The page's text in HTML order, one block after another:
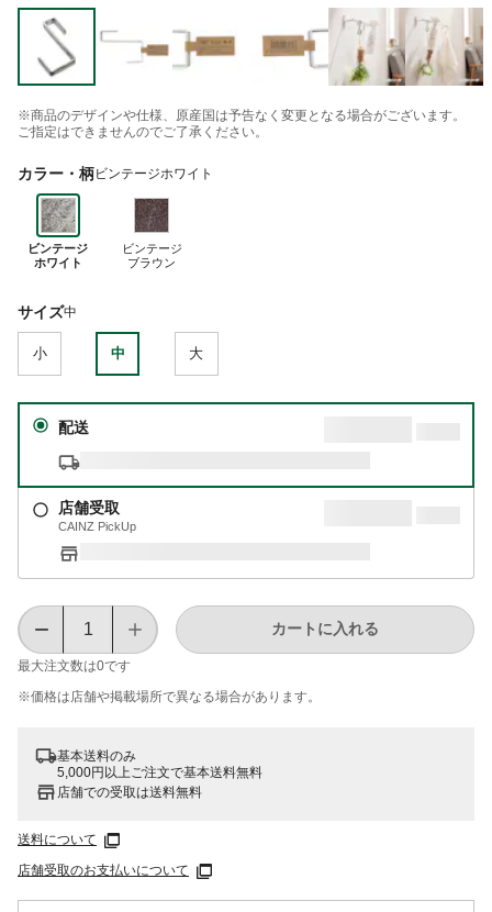
※商品のデザインや仕様、原産国は予告なく変更となる場合がございます。
ご指定はできませんのでご了承ください。
カラー・柄ビンテージホワイト
ビンテージ
ホワイト
ビンテージ
ブラウン
サイズ中
小 中 大
配送
店舗受取
CAINZ PickUp
最大注文数は0です
カートに入れる
※価格は​店舗や​掲載場所で​異なる​場合が​あります。
基本送料のみ
5,000円以上ご注文で基本送料無料
店舗での受取は送料無料
送料について
店舗受取のお支払いについて